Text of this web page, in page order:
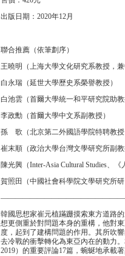
出版日期：2020年12月
聯合推薦（依筆劃序）
王曉明（上海大學文化研究系教授，
白永瑞（延世大學歷史系榮譽教授）
白池雲（首爾大學統一和平研究院助
李政勳（首爾大學中文系副教授）
孫 歌（北京第二外國語學院特聘教
崔末順（政治大學台灣文學研究所副
陳光興（Inter-Asia Cultural Studies、
賀照田（中國社會科學院文學研究所
韓國思想家崔元植蹣跚摸索東方道路
想更側重於對問題本身的重構，他對
度，起到了建構問題的作用。其所吹
去冷戰的衝擊轉化為東亞內在的動力
2019）的重要評論17篇，蜿蜒地承載